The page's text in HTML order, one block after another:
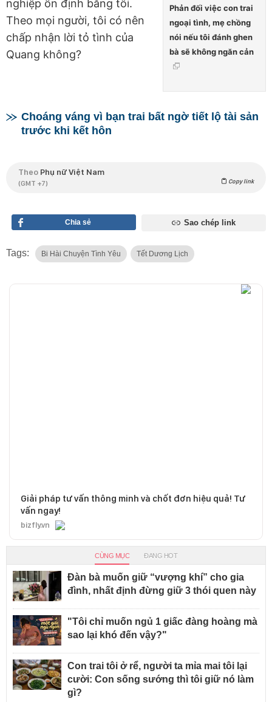
Phản đối việc con trai
ngoại tình, mẹ chồng
nói nếu tôi đánh ghen
bà sẽ không ngăn cản
nghiệp ổn định bằng tôi.
Theo mọi người, tôi có nên
chấp nhận lời tỏ tình của
Quang không?
Choáng váng vì bạn trai bất ngờ tiết lộ tài sản
trước khi kết hôn
Theo Phụ nữ Việt Nam
(GMT +7) Copy link
Chia sẻ Sao chép link
Tags: Bi Hài Chuyện Tình Yêu Tết Dương Lịch
Giải pháp tư vấn thông minh và chốt đơn hiệu quả! Tư
vấn ngay!
bizfly.vn
CÙNG MỤC ĐANG HOT
Đàn bà muốn giữ “vượng khí” cho gia
đình, nhất định đừng giữ 3 thói quen này
"Tôi chỉ muốn ngủ 1 giấc đàng hoàng mà
sao lại khó đến vậy?"
Con trai tôi ở rể, người ta mỉa mai tôi lại
cười: Con sống sướng thì tôi giữ nó làm
gì?